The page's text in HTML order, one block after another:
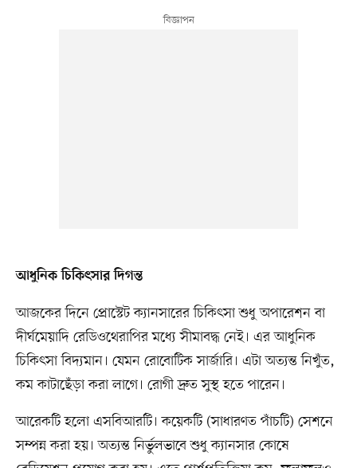
আধুনিক চিকিৎসার দিগন্ত
আজকের দিনে প্রোস্টেট ক্যানসারের চিকিৎসা শুধু অপারেশন বা
দীর্ঘমেয়াদি রেডিওথেরাপির মধ্যে সীমাবদ্ধ নেই। এর আধুনিক
চিকিৎসা বিদ্যমান। যেমন রোবোটিক সার্জারি। এটা অত্যন্ত নিখুঁত,
কম কাটাছেঁড়া করা লাগে। রোগী দ্রুত সুস্থ হতে পারেন।
আরেকটি হলো এসবিআরটি। কয়েকটি (সাধারণত পাঁচটি) সেশনে
সম্পন্ন করা হয়। অত্যন্ত নির্ভুলভাবে শুধু ক্যানসার কোষে